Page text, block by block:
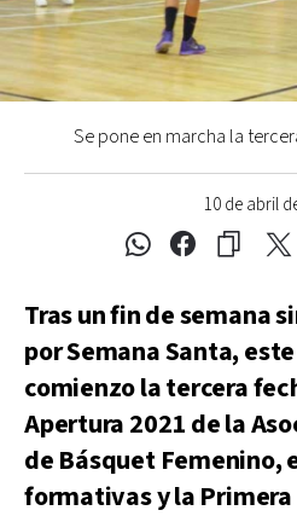
10 de abril
Se pone en marcha la
Tras un fin de semana
por Semana Santa,
comienzo la tercera
Apertura 2021 de la
de Básquet Femenino,
formativas y la